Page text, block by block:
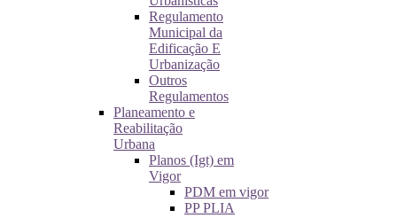
Regulamento
Municipal da
Edificação E
Urbanização
Outros
Regulamentos
Planeamento e
Reabilitação
Urbana
Planos (Igt) em
Vigor
PDM em vigor
PP PLIA